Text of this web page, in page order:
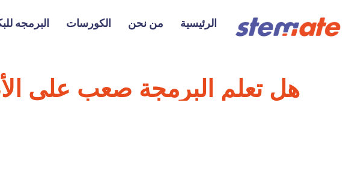
الرئيسية من نحن الكورسات البرمجه
هل تعلم البرمجة صعب على